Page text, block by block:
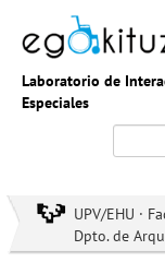
Laboratorio de
Especiales
UPV/EHU ·
Dpto. de